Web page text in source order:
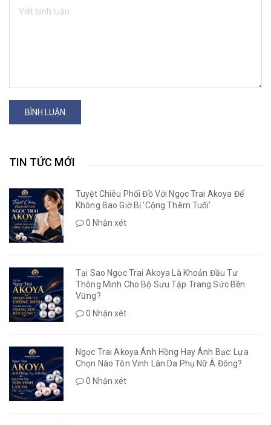
BÌNH LUẬN
TIN TỨC MỚI
Tuyệt Chiêu Phối Đồ Với Ngọc Trai Akoya Để
Không Bao Giờ Bị 'Cộng Thêm Tuổi'
0 Nhận xét
Tại Sao Ngọc Trai Akoya Là Khoản Đầu Tư
Thông Minh Cho Bộ Sưu Tập Trang Sức Bền
Vững?
0 Nhận xét
Ngọc Trai Akoya Ánh Hồng Hay Ánh Bạc: Lựa
Chọn Nào Tôn Vinh Làn Da Phụ Nữ Á Đông?
0 Nhận xét